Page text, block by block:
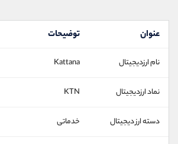
عنوان توضیحات
نام ارزدیجیتال Kattana
نماد ارزدیجیتال KTN
دسته ارز دیجیتال خدماتی